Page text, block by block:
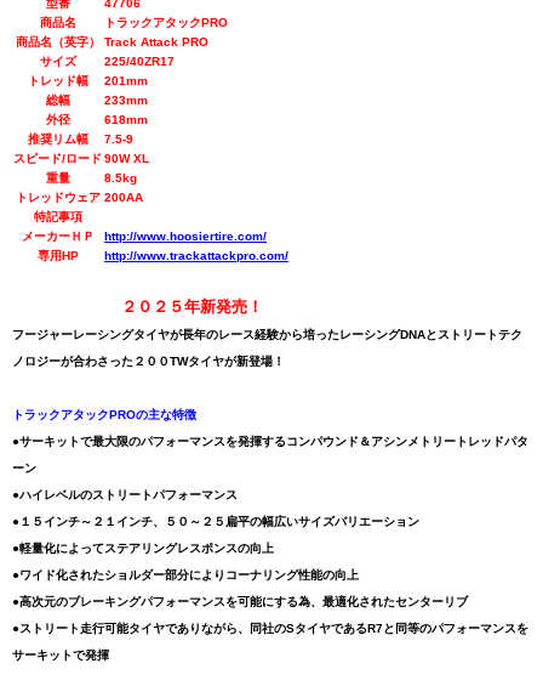
型番
47706
商品名
トラックアタックPRO
商品名（英字）
Track Attack PRO
サイズ
225/40ZR17
トレッド幅
201mm
総幅
233mm
外径
618mm
推奨リム幅
7.5-9
スピード/ロード 90W XL
重量
8.5kg
トレッドウェア 200AA
特記事項
メーカーＨＰ
http://www.hoosiertire.com/
専用HP
http://www.trackattackpro.com/
２０２５年新発売！
フージャーレーシングタイヤが長年のレース経験から培ったレーシングDNAとストリートテク
ノロジーが合わさった２００TWタイヤが新登場！
トラックアタックPROの主な特徴
●サーキットで最大限のパフォーマンスを発揮するコンパウンド＆アシンメトリートレッドパタ
ーン
●ハイレベルのストリートパフォーマンス
●１５インチ～２１インチ、５０～２５扁平の幅広いサイズバリエーション
●軽量化によってステアリングレスポンスの向上
●ワイド化されたショルダー部分によりコーナリング性能の向上
●高次元のブレーキングパフォーマンスを可能にする為、最適化されたセンターリブ
●ストリート走行可能タイヤでありながら、同社のSタイヤであるR7と同等のパフォーマンスを
サーキットで発揮